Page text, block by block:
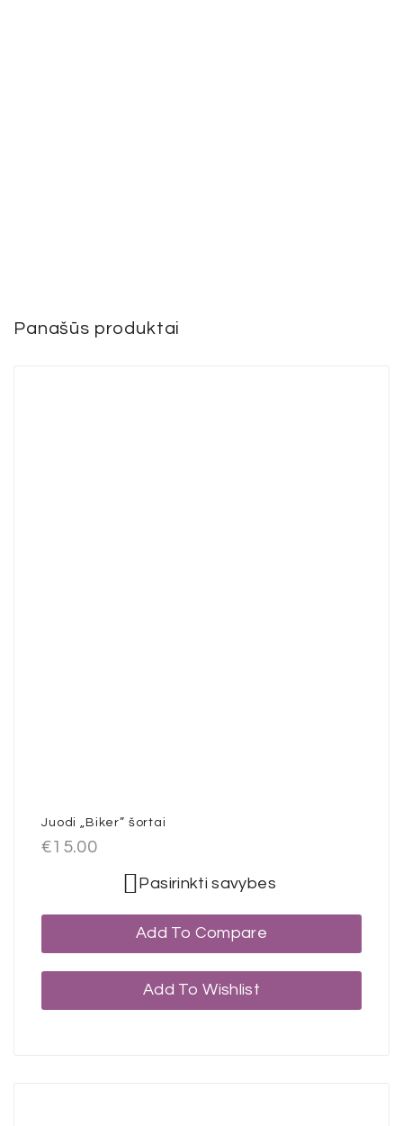
Panašūs produktai
Juodi „Biker” šortai
€15.00
Pasirinkti savybes
Add To Compare
Add To Wishlist